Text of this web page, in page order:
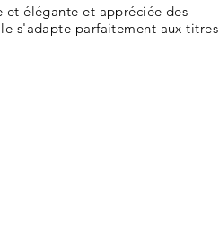
élégante et appréciée des
s'adapte parfaitement aux titres